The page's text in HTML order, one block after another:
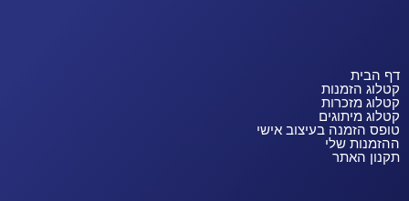
דף הבית
קטלוג הזמנות
קטלוג מזכרות
קטלוג מיתוגים
טופס הזמנה בעיצוב אישי
ההזמנות שלי
תקנון האתר